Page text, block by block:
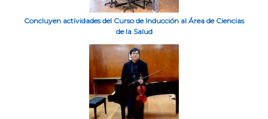
Concluyen actividades del Curso de Inducción al Área de Ciencias
de la Salud